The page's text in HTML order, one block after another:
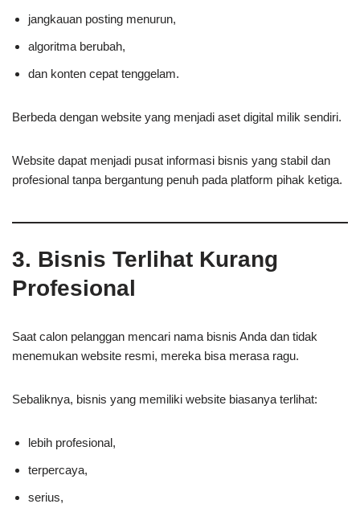
jangkauan posting menurun,
algoritma berubah,
dan konten cepat tenggelam.
Berbeda dengan website yang menjadi aset digital milik sendiri.
Website dapat menjadi pusat informasi bisnis yang stabil dan
profesional tanpa bergantung penuh pada platform pihak ketiga.
3. Bisnis Terlihat Kurang
Profesional
Saat calon pelanggan mencari nama bisnis Anda dan tidak
menemukan website resmi, mereka bisa merasa ragu.
Sebaliknya, bisnis yang memiliki website biasanya terlihat:
lebih profesional,
terpercaya,
serius,